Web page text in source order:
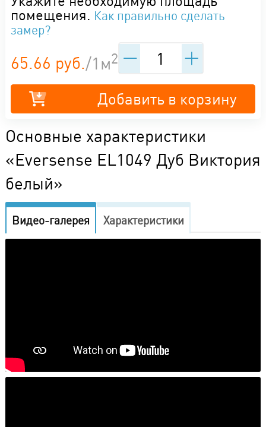
помещения. Как правильно сделать
замер?
65.66 руб./1м2
Добавить в корзину
Основные характеристики
«Eversense EL1049 Дуб Виктория
белый»
Видео-галерея Характеристики